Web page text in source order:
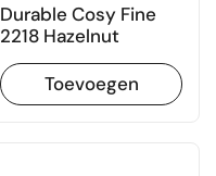
Durable Cosy Fine
2218 Hazelnut
Toevoegen